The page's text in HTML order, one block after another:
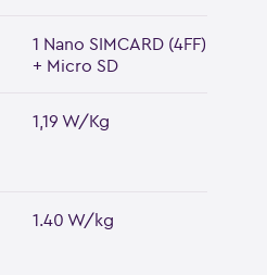
1 Nano SIMCARD (4FF)
+ Micro SD
1,19 W/Kg
1.40 W/kg